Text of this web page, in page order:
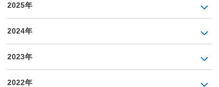
2025年
2024年
2023年
2022年